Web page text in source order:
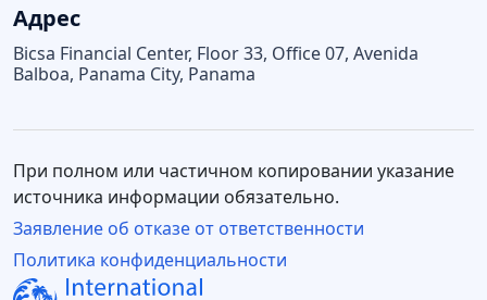
Адрес
Bicsa Financial Center, Floor 33, Office 07, Avenida
Balboa, Panama City, Panama
Политика конфиденциальности
При полном или частичном копировании указание
источника информации обязательно.
Заявление об отказе от ответственности